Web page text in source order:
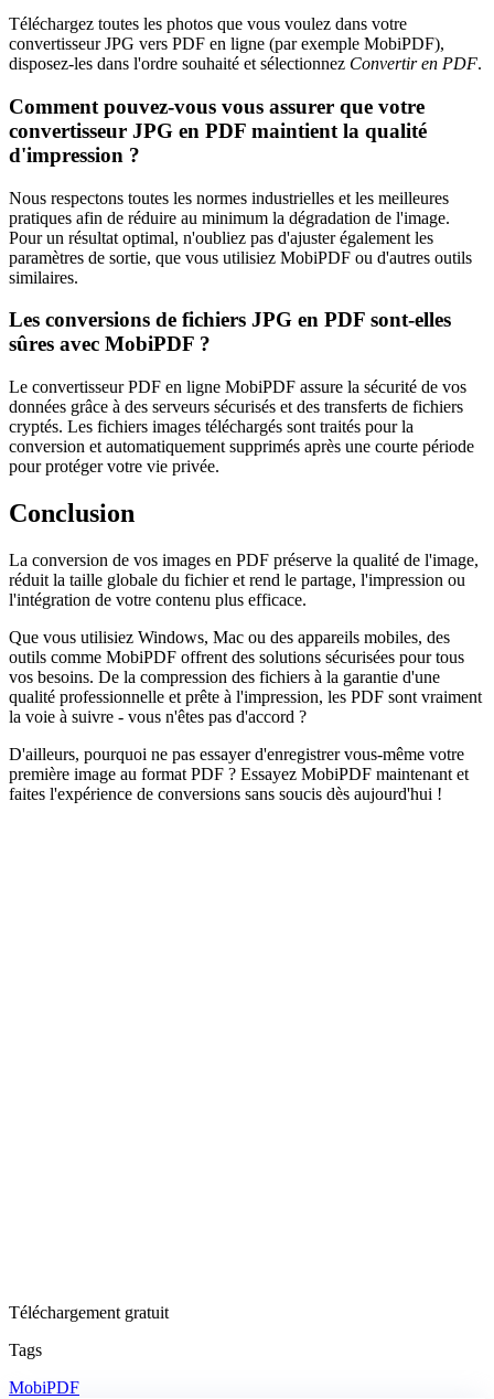
Téléchargez toutes les photos que vous voulez dans votre
convertisseur JPG vers PDF en ligne (par exemple MobiPDF),
disposez-les dans l'ordre souhaité et sélectionnez Convertir en PDF.
Comment pouvez-vous vous assurer que votre
convertisseur JPG en PDF maintient la qualité
d'impression ?
Nous respectons toutes les normes industrielles et les meilleures
pratiques afin de réduire au minimum la dégradation de l'image.
Pour un résultat optimal, n'oubliez pas d'ajuster également les
paramètres de sortie, que vous utilisiez MobiPDF ou d'autres outils
similaires.
Les conversions de fichiers JPG en PDF sont-elles
sûres avec MobiPDF ?
Le convertisseur PDF en ligne MobiPDF assure la sécurité de vos
données grâce à des serveurs sécurisés et des transferts de fichiers
cryptés. Les fichiers images téléchargés sont traités pour la
conversion et automatiquement supprimés après une courte période
pour protéger votre vie privée.
Conclusion
La conversion de vos images en PDF préserve la qualité de l'image,
réduit la taille globale du fichier et rend le partage, l'impression ou
l'intégration de votre contenu plus efficace.
Que vous utilisiez Windows, Mac ou des appareils mobiles, des
outils comme MobiPDF offrent des solutions sécurisées pour tous
vos besoins. De la compression des fichiers à la garantie d'une
qualité professionnelle et prête à l'impression, les PDF sont vraiment
la voie à suivre - vous n'êtes pas d'accord ?
D'ailleurs, pourquoi ne pas essayer d'enregistrer vous-même votre
première image au format PDF ? Essayez MobiPDF maintenant et
faites l'expérience de conversions sans soucis dès aujourd'hui !
Téléchargement gratuit
Tags
MobiPDF